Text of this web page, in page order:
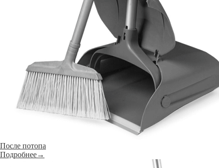
После потопа
Подробнее→